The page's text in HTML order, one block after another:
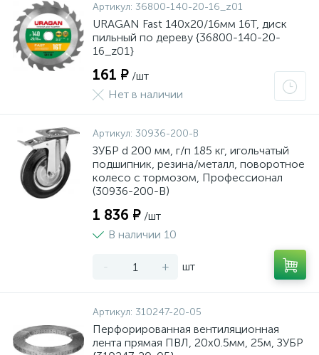
Артикул: 36800-140-20-16_z01
URAGAN Fast 140x20/16мм 16Т, диск
пильный по дереву {36800-140-20-
16_z01}
161 ₽ /шт
Нет в наличии
Артикул: 30936-200-B
ЗУБР d 200 мм, г/п 185 кг, игольчатый
подшипник, резина/металл, поворотное
колесо c тормозом, Профессионал
(30936-200-B)
1 836 ₽ /шт
В наличии 10
- + шт
Артикул: 310247-20-05
Перфорированная вентиляционная
лента прямая ПВЛ, 20х0.5мм, 25м, ЗУБР